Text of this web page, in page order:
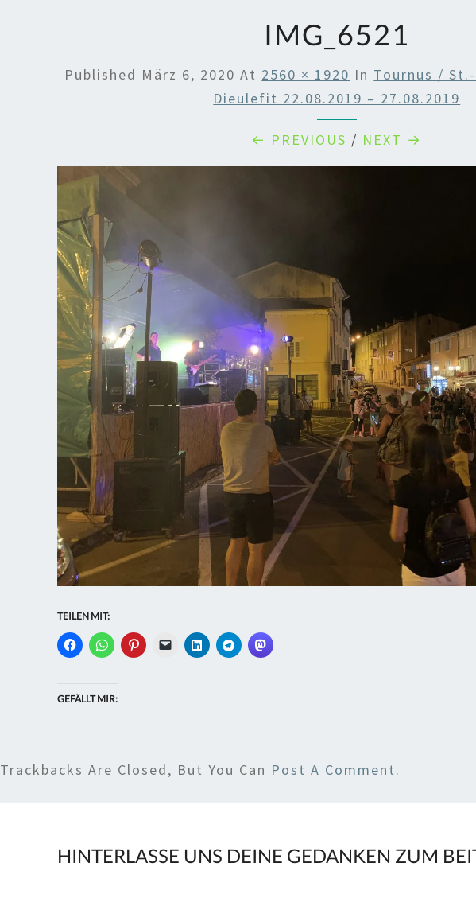
IMG_6521
Published März 6, 2020 At 2560 × 1920 In Tournus /
Dieulefit 22.08.2019 – 27.08.2019
← PREVIOUS / NEXT →
TEILEN MIT:
GEFÄLLT MIR:
Trackbacks Are Closed, But You Can Post A Comment.
HINTERLASSE UNS DEINE GEDANKEN ZUM